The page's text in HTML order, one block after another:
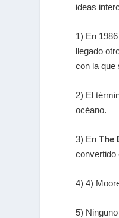
ideas
1) En
llegado
con la que
2) El
océano.
3) EnThe
convertido
4) 4)
5)